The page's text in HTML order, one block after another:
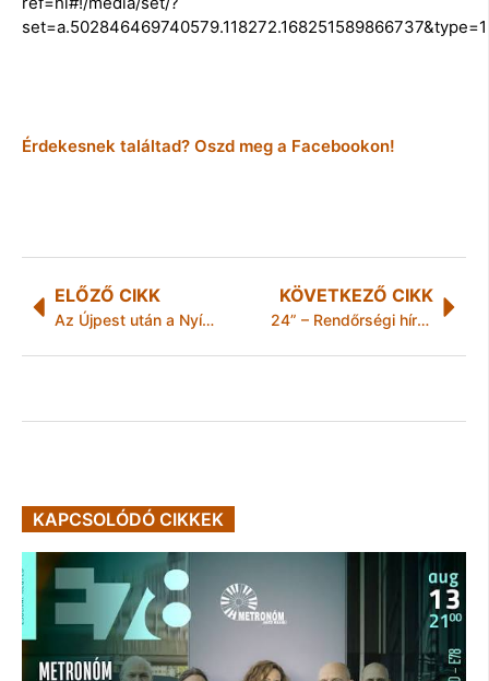
set=a.502846469740579.118272.168251589866737&type=1
Érdekesnek találtad? Oszd meg a Facebookon!
ELŐZŐ CIKK
Az Újpest után a Nyíregyháza következik!
KÖVETKEZŐ CIKK
24” – Rendőrségi hírek Borsod-Abaúj-Zemplén megyéből
KAPCSOLÓDÓ CIKKEK